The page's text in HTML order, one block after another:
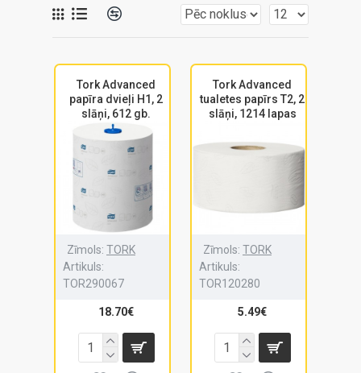
Tork Advanced
papīra dvieļi H1, 2
slāņi, 612 gb.
Zīmols: TORK
Artikuls:
TOR290067
18.70€
Tork Advanced
tualetes papīrs T2, 2
slāņi, 1214 lapas
Zīmols: TORK
Artikuls:
TOR120280
5.49€